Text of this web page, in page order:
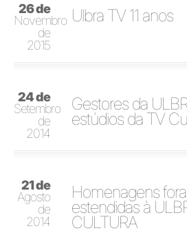
26 de
Novembro
de
2015
Ulbra TV 11 anos
24 de
Setembro
de
2014
Gestores da
estúdios da TV
21 de
Agosto
de
2014
Homenagens
estendidas à
CULTURA